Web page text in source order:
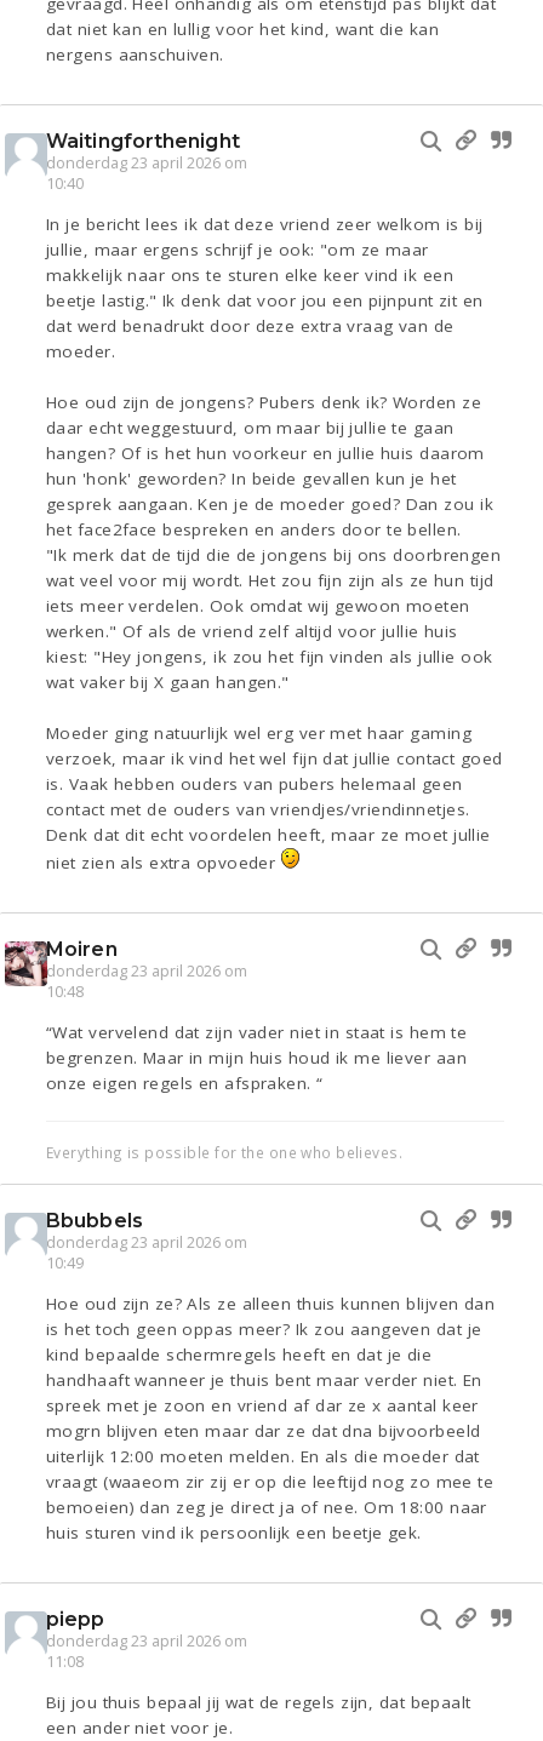
dat niet kan en lullig voor het kind, want die kan
nergens aanschuiven.
Waitingforthenight
donderdag 23 april 2026 om
10:40
In je bericht lees ik dat deze vriend zeer welkom is bij
jullie, maar ergens schrijf je ook: "om ze maar
makkelijk naar ons te sturen elke keer vind ik een
beetje lastig." Ik denk dat voor jou een pijnpunt zit en
dat werd benadrukt door deze extra vraag van de
moeder.
Hoe oud zijn de jongens? Pubers denk ik? Worden ze
daar echt weggestuurd, om maar bij jullie te gaan
hangen? Of is het hun voorkeur en jullie huis daarom
hun 'honk' geworden? In beide gevallen kun je het
gesprek aangaan. Ken je de moeder goed? Dan zou ik
het face2face bespreken en anders door te bellen.
"Ik merk dat de tijd die de jongens bij ons doorbrengen
wat veel voor mij wordt. Het zou fijn zijn als ze hun tijd
iets meer verdelen. Ook omdat wij gewoon moeten
werken." Of als de vriend zelf altijd voor jullie huis
kiest: "Hey jongens, ik zou het fijn vinden als jullie ook
wat vaker bij X gaan hangen."
Moeder ging natuurlijk wel erg ver met haar gaming
verzoek, maar ik vind het wel fijn dat jullie contact goed
is. Vaak hebben ouders van pubers helemaal geen
contact met de ouders van vriendjes/vriendinnetjes.
Denk dat dit echt voordelen heeft, maar ze moet jullie
niet zien als extra opvoeder
Moiren
donderdag 23 april 2026 om
10:48
“Wat vervelend dat zijn vader niet in staat is hem te
begrenzen. Maar in mijn huis houd ik me liever aan
onze eigen regels en afspraken. “
Everything is possible for the one who believes.
Bbubbels
donderdag 23 april 2026 om
10:49
Hoe oud zijn ze? Als ze alleen thuis kunnen blijven dan
is het toch geen oppas meer? Ik zou aangeven dat je
kind bepaalde schermregels heeft en dat je die
handhaaft wanneer je thuis bent maar verder niet. En
spreek met je zoon en vriend af dar ze x aantal keer
mogrn blijven eten maar dar ze dat dna bijvoorbeeld
uiterlijk 12:00 moeten melden. En als die moeder dat
vraagt (waaeom zir zij er op die leeftijd nog zo mee te
bemoeien) dan zeg je direct ja of nee. Om 18:00 naar
huis sturen vind ik persoonlijk een beetje gek.
piepp
donderdag 23 april 2026 om
11:08
Bij jou thuis bepaal jij wat de regels zijn, dat bepaalt
een ander niet voor je.